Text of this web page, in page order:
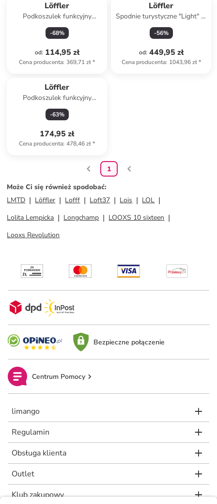
Löffler
Podkoszulek funkcyjny
"Transtex®" w kolorze szarym
-68%
od: 114,95 zł
Cena producenta: 369,71 zł*
Löffler
Spodnie turystyczne "Light" w
kolorze niebieskim
-56%
od: 449,95 zł
Cena producenta: 1043,96 zł*
Löffler
Podkoszulek funkcyjny
"Transtex®" w kolorze szarym
-63%
174,95 zł
Cena producenta: 478,46 zł*
1
Może Ci się również spodobać:
LMTD
Löffler Lofff Loft37 Lois
LOL
Lolita Lempicka
Longchamp
LOOXS 10 sixteen
Looxs Revolution
Bezpieczne połączenie
Centrum Pomocy
limango
Regulamin
Obsługa klienta
Outlet
Klub zakupowy